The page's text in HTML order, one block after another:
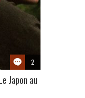
2
Japon au